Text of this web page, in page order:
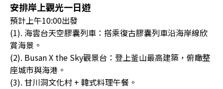
安排岸上觀光一日遊
預計上午10:00出發
(1). 海雲台天空膠囊列車：搭乘復古膠囊列車沿海岸線欣
賞海景。
(2). Busan X the Sky觀景台：登上釜山最高建築，俯瞰整
座城市與海港。
(3). 甘川洞文化村 + 韓式料理午餐。